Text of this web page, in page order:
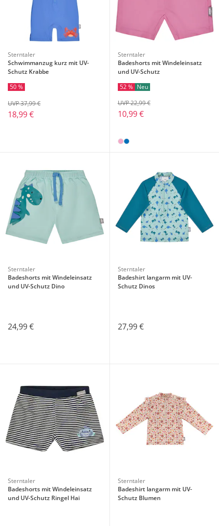
Sterntaler
Schwimmanzug kurz mit UV-
Schutz Krabbe
50 %
18,99 €
UVP 37,99 €
Sterntaler
Badeshorts mit Windeleinsatz
und UV-Schutz
52 % Neu
10,99 €
UVP 22,99 €
Sterntaler
Badeshorts mit Windeleinsatz
und UV-Schutz Dino
24,99 €
Sterntaler
Badeshirt langarm mit UV-
Schutz Dinos
27,99 €
Sterntaler
Badeshorts mit Windeleinsatz
und UV-Schutz Ringel Hai
Sterntaler
Badeshirt langarm mit UV-
Schutz Blumen